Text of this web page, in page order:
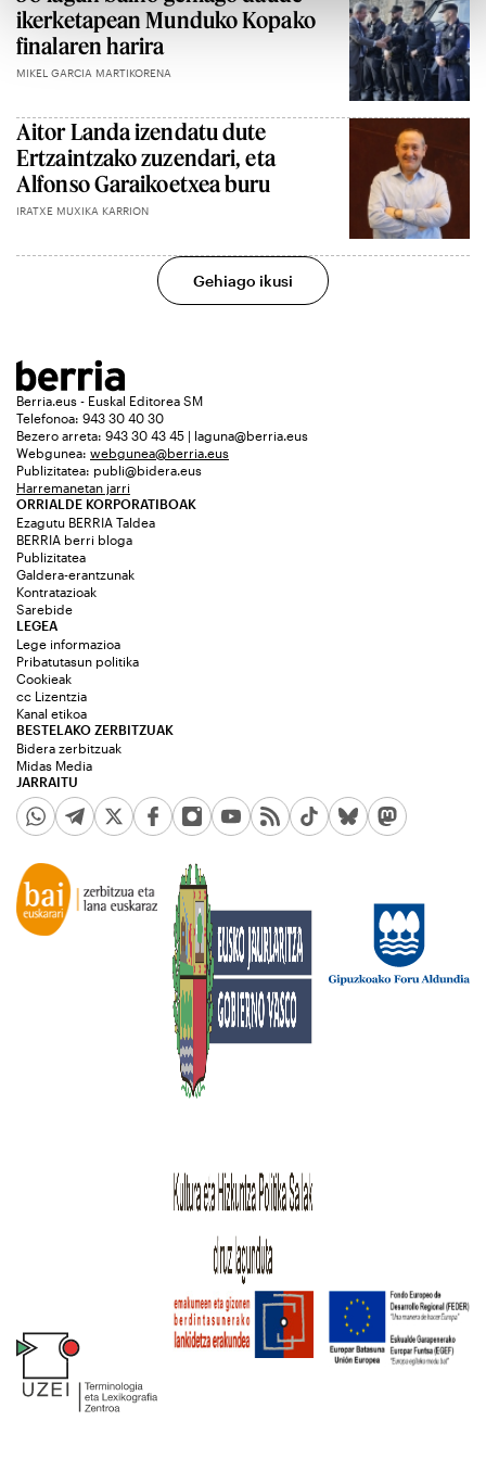
ikerketapean Munduko Kopako
finalaren harira
MIKEL GARCIA MARTIKORENA
Aitor Landa izendatu dute
Ertzaintzako zuzendari, eta
Alfonso Garaikoetxea buru
IRATXE MUXIKA KARRION
Gehiago ikusi
Berria.eus - Euskal Editorea SM
Telefonoa: 943 30 40 30
Bezero arreta: 943 30 43 45 | laguna@berria.eus
Webgunea: webgunea@berria.eus
Publizitatea: publi@bidera.eus
Harremanetan jarri
ORRIALDE KORPORATIBOAK
Ezagutu BERRIA Taldea
BERRIA berri bloga
Publizitatea
Galdera-erantzunak
Kontratazioak
Sarebide
JARRAITU
LEGEA
Lege informazioa
Pribatutasun politika
Cookieak
cc Lizentzia
Kanal etikoa
BESTELAKO ZERBITZUAK
Bidera zerbitzuak
Midas Media